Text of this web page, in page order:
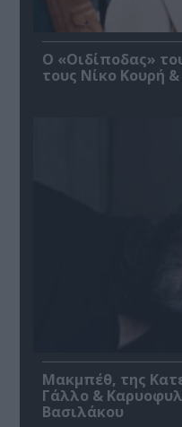
O «Οιδίποδας»
τους Νίκο Κουρή
Μακμπέθ, της
Γάλλο &
Βασιλάκου